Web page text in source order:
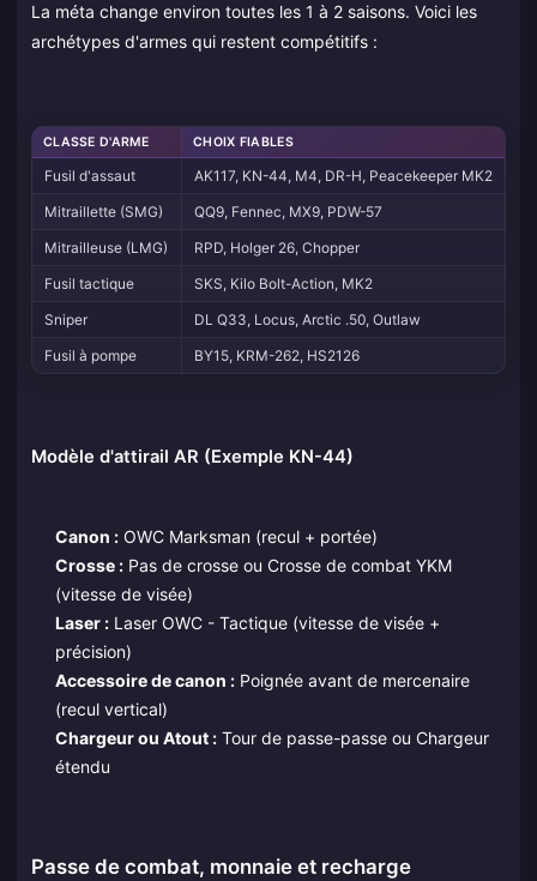
La méta change environ toutes les 1 à 2 saisons. Voici les
archétypes d'armes qui restent compétitifs :
CLASSE D'ARME CHOIX FIABLES
Fusil d'assaut AK117, KN-44, M4, DR-H, Peacekeeper MK2
Mitraillette (SMG)
QQ9, Fennec, MX9, PDW-57
Mitrailleuse (LMG)
RPD, Holger 26, Chopper
Fusil tactique
SKS, Kilo Bolt-Action, MK2
Sniper
DL Q33, Locus, Arctic .50, Outlaw
Fusil à pompe
BY15, KRM-262, HS2126
Modèle d'attirail AR (Exemple KN-44)
Canon :OWC Marksman (recul + portée)
Crosse :Pas de crosse ou Crosse de combat YKM
(vitesse de visée)
Laser :Laser OWC - Tactique (vitesse de visée +
précision)
Accessoire de canon :Poignée avant de mercenaire
(recul vertical)
Chargeur ou Atout :Tour de passe-passe ou Chargeur
étendu
Passe de combat, monnaie et recharge